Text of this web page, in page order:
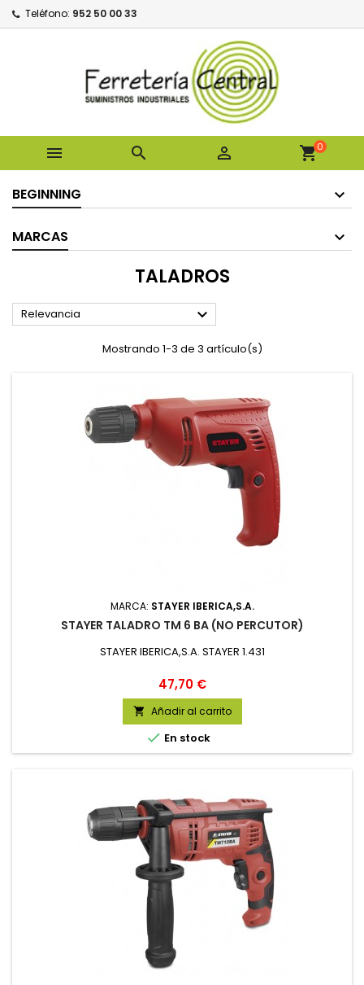
Teléfono: 952 50 00 33
   shopping_cart0
BEGINNING
MARCAS
TALADROS
Relevancia 
Mostrando 1-3 de 3 artículo(s)
MARCA: STAYER IBERICA,S.A.
STAYER TALADRO TM 6 BA (NO PERCUTOR)
STAYER IBERICA,S.A. STAYER 1.431
Precio
47,70 €
 Añadir al carrito
 En stock